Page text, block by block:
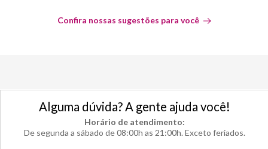
Confira nossas sugestões para você
Alguma dúvida? A gente ajuda você!
Horário de atendimento:
De segunda a sábado de 08:00h as 21:00h. Exceto feriados.